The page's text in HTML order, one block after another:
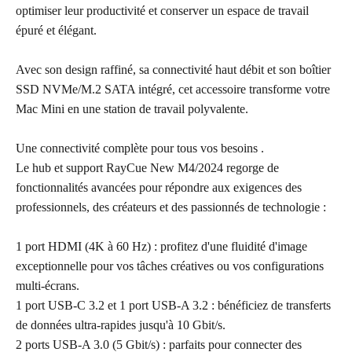
optimiser leur productivité et conserver un espace de travail
épuré et élégant.
Avec son design raffiné, sa connectivité haut débit et son boîtier
SSD NVMe/M.2 SATA intégré, cet accessoire transforme votre
Mac Mini en une station de travail polyvalente.
Une connectivité complète pour tous vos besoins .
Le hub et support RayCue New M4/2024 regorge de
fonctionnalités avancées pour répondre aux exigences des
professionnels, des créateurs et des passionnés de technologie :
1 port HDMI (4K à 60 Hz) : profitez d'une fluidité d'image
exceptionnelle pour vos tâches créatives ou vos configurations
multi-écrans.
1 port USB-C 3.2 et 1 port USB-A 3.2 : bénéficiez de transferts
de données ultra-rapides jusqu'à 10 Gbit/s.
2 ports USB-A 3.0 (5 Gbit/s) : parfaits pour connecter des